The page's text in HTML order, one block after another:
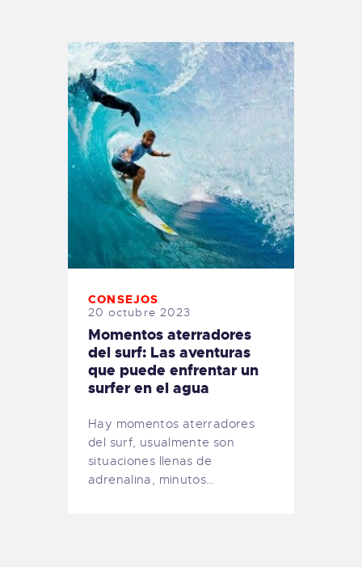
PEDIDOS
CONSEJOS
20 octubre 2023
Momentos aterradores
del surf: Las aventuras
que puede enfrentar un
surfer en el agua
Hay momentos aterradores
del surf, usualmente son
situaciones llenas de
adrenalina, minutos…